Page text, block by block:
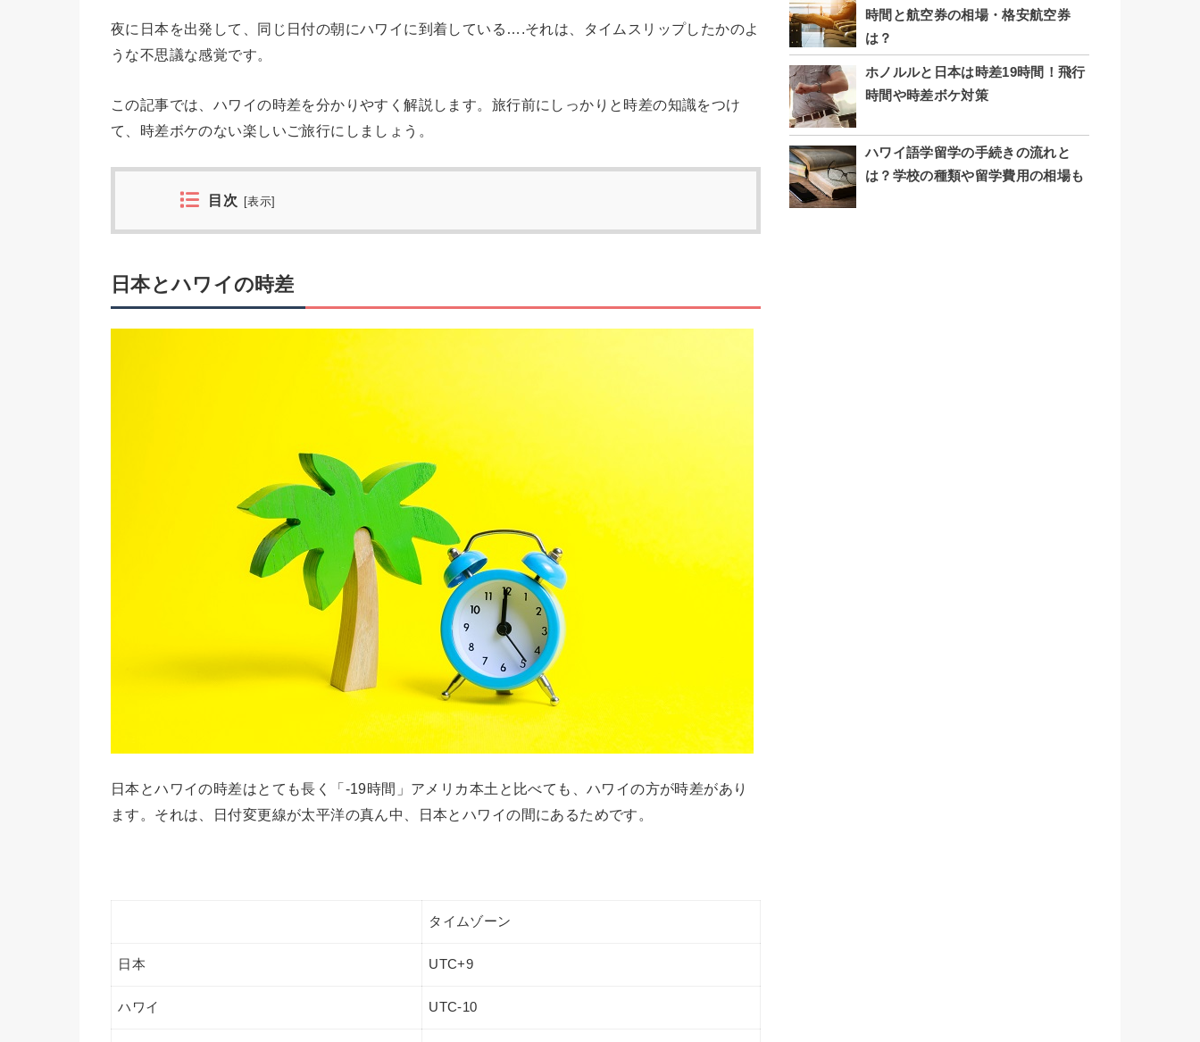
夜に日本を出発して、同じ日付の朝にハワイに到着している….それは、タイムスリップしたかのよ
うな不思議な感覚です。
この記事では、ハワイの時差を分かりやすく解説します。旅行前にしっかりと時差の知識をつけ
て、時差ボケのない楽しいご旅行にしましょう。
目次 [表示
日本とハワイの時差
日本とハワイの時差はとても長く「-19時間」アメリカ本土と比べても、ハワイの方が時差があり
ます。それは、日付変更線が太平洋の真ん中、日本とハワイの間にあるためです。
タイムゾーン
日本 UTC+9
ハワイ UTC-10
時間と航空券の相場・格安航空券
は？
ホノルルと日本は時差19時間！飛行
時間や時差ボケ対策
ハワイ語学留学の手続きの流れと
は？学校の種類や留学費用の相場も